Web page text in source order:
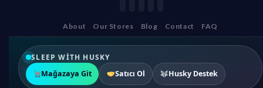
About Our Stores Blog Contact FAQ
SLEEP WITH HUSKY
Mağazaya Git
Satıcı Ol Husky Destek